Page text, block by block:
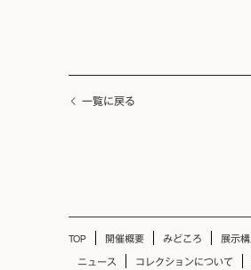
一覧に戻る
TOP 開催概要 みどころ 展示
ニュース コレクションについて